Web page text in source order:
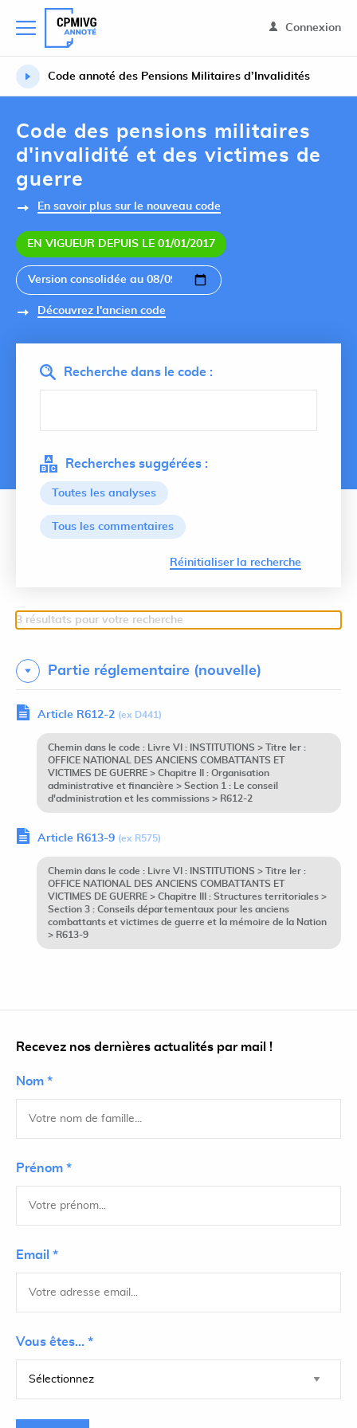
Connexion
Code annoté des Pensions Militaires d’Invalidités
Code des pensions militaires
d'invalidité et des victimes de
guerre
En savoir plus sur le nouveau code
EN VIGUEUR DEPUIS LE 01/01/2017
Découvrez l'ancien code
Recherche dans le code :
Recherches suggérées :
Toutes les analyses
Tous les commentaires
Réinitialiser la recherche
3 résultats pour votre recherche
Partie réglementaire (nouvelle)
Article R612-2 (ex D441)
Chemin dans le code : Livre VI : INSTITUTIONS > Titre Ier :
OFFICE NATIONAL DES ANCIENS COMBATTANTS ET
VICTIMES DE GUERRE > Chapitre II : Organisation
administrative et financière > Section 1 : Le conseil
d'administration et les commissions > R612-2
Article R613-9 (ex R575)
Chemin dans le code : Livre VI : INSTITUTIONS > Titre Ier :
OFFICE NATIONAL DES ANCIENS COMBATTANTS ET
VICTIMES DE GUERRE > Chapitre III : Structures territoriales >
Section 3 : Conseils départementaux pour les anciens
combattants et victimes de guerre et la mémoire de la Nation
> R613-9
Recevez nos dernières actualités par mail !
Nom *
Prénom *
Email *
Vous êtes... *